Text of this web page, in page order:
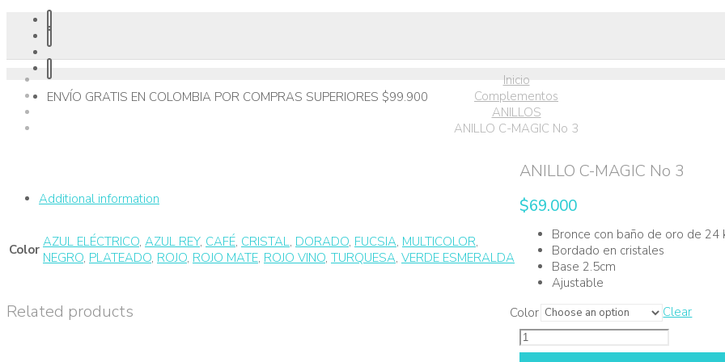
ENVÍO GRATIS EN COLOMBIA POR COMPRAS SUPERIORES $99.900
Inicio
Complementos
ANILLOS
ANILLO C-MAGIC No 3
ANILLO C-MAGIC No 3
$69.000
Bronce con baño de oro de 24
Bordado en cristales
Base 2.5cm
Ajustable
Color
Clear
ANILLO
C-
Additional information
Color AZUL ELÉCTRICO, AZUL REY, CAFÉ, CRISTAL, DORADO, FUCSIA, MULTICOLOR,
NEGRO, PLATEADO, ROJO, ROJO MATE, ROJO VINO, TURQUESA, VERDE ESMERALDA
Related products